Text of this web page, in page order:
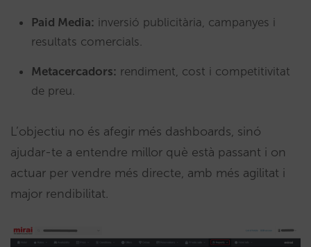
Paid Media: inversió publicitària, campanyes i
resultats comercials.
Metacercadors: rendiment, cost i competitivitat
de preu.
L’objectiu no és afegir més dashboards, sinó
ajudar-te a entendre millor què està passant i on
actuar per vendre més directe, amb més agilitat i
major rendibilitat.